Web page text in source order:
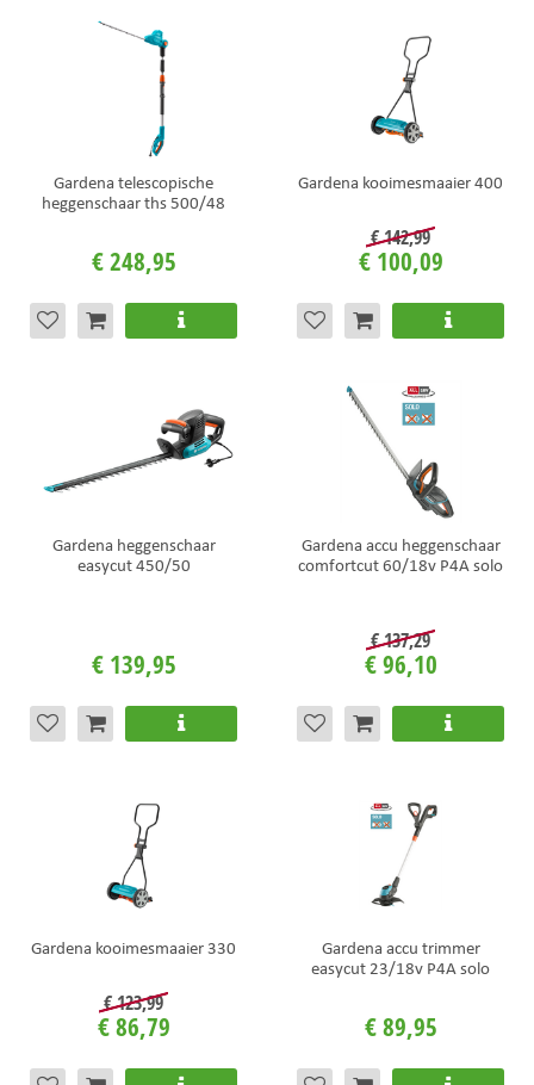
Gardena telescopische
heggenschaar ths 500/48
€248,95
Gardena kooimesmaaier 400
€142,99
€ 100,09
Gardena heggenschaar
easycut 450/50
€ 139,95
Gardena accu heggenschaar
comfortcut 60/18v P4A solo
€137,29
€96,10
Gardena kooimesmaaier 330
€123,99
€86,79
Gardena accu trimmer
easycut 23/18v P4A solo
€89,95